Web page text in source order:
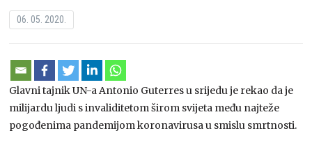
06. 05. 2020.
Glavni tajnik UN-a Antonio Guterres u srijedu je rekao da je
milijardu ljudi s invaliditetom širom svijeta među najteže
pogođenima pandemijom koronavirusa u smislu smrtnosti.